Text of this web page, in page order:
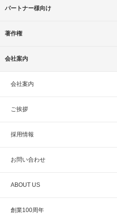
パートナー様向け
著作権
会社案内
会社案内
ご挨拶
採用情報
お問い合わせ
ABOUT US
創業100周年